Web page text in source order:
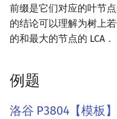
前缀是它们对应的叶节
的结论可以理解为树上
的和最大的节点的 LCA．
例题
洛谷 P3804【模板